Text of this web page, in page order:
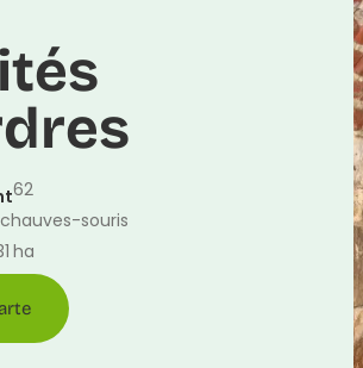
62
souris
ha